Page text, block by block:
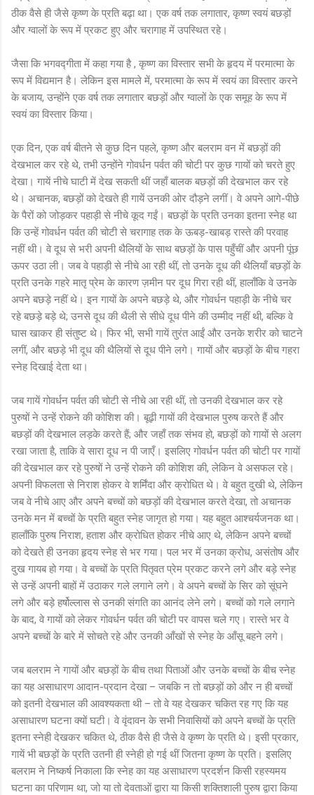
ठीक वैसे ही जैसे कृष्ण के प्रति बढ़ा था। एक वर्ष तक लगातार, कृष्ण स्वयं बछड़ों
और ग्वालों के रूप में प्रकट हुए और चरागाह में उपस्थित रहे।
जैसा कि भगवद्गीता में कहा गया है , कृष्ण का विस्तार सभी के हृदय में परमात्मा के
रूप में विद्यमान है। लेकिन इस मामले में, परमात्मा के रूप में स्वयं का विस्तार करने
के बजाय, उन्होंने एक वर्ष तक लगातार बछड़ों और ग्वालों के एक समूह के रूप में
स्वयं का विस्तार किया।
एक दिन, एक वर्ष बीतने से कुछ दिन पहले, कृष्ण और बलराम वन में बछड़ों की
देखभाल कर रहे थे, तभी उन्होंने गोवर्धन पर्वत की चोटी पर कुछ गायों को चरते हुए
देखा। गायें नीचे घाटी में देख सकती थीं जहाँ बालक बछड़ों की देखभाल कर रहे
थे। अचानक, बछड़ों को देखते ही गायें उनकी ओर दौड़ने लगीं। वे अपने आगे-पीछे
के पैरों को जोड़कर पहाड़ी से नीचे कूद गईं। बछड़ों के प्रति उनका इतना स्नेह था
कि उन्हें गोवर्धन पर्वत की चोटी से चरागाह तक के ऊबड़-खाबड़ रास्ते की परवाह
नहीं थी। वे दूध से भरी अपनी थैलियों के साथ बछड़ों के पास पहुँचीं और अपनी पूंछ
ऊपर उठा ली। जब वे पहाड़ी से नीचे आ रही थीं, तो उनके दूध की थैलियाँ बछड़ों के
प्रति उनके गहरे मातृ प्रेम के कारण ज़मीन पर दूध गिरा रही थीं, हालाँकि वे उनके
अपने बछड़े नहीं थे। इन गायों के अपने बछड़े थे, और गोवर्धन पहाड़ी के नीचे चर
रहे बछड़े बड़े थे; उनसे दूध की थैली से सीधे दूध पीने की उम्मीद नहीं थी, बल्कि वे
घास खाकर ही संतुष्ट थे। फिर भी, सभी गायें तुरंत आईं और उनके शरीर को चाटने
लगीं, और बछड़े भी दूध की थैलियों से दूध पीने लगे। गायों और बछड़ों के बीच गहरा
स्नेह दिखाई देता था।
जब गायें गोवर्धन पर्वत की चोटी से नीचे आ रही थीं, तो उनकी देखभाल कर रहे
पुरुषों ने उन्हें रोकने की कोशिश की। बूढ़ी गायों की देखभाल पुरुष करते हैं और
बछड़ों की देखभाल लड़के करते हैं; और जहाँ तक संभव हो, बछड़ों को गायों से अलग
रखा जाता है, ताकि वे सारा दूध न पी जाएँ। इसलिए गोवर्धन पर्वत की चोटी पर गायों
की देखभाल कर रहे पुरुषों ने उन्हें रोकने की कोशिश की, लेकिन वे असफल रहे।
अपनी विफलता से निराश होकर वे शर्मिंदा और क्रोधित थे। वे बहुत दुखी थे, लेकिन
जब वे नीचे आए और अपने बच्चों को बछड़ों की देखभाल करते देखा, तो अचानक
उनके मन में बच्चों के प्रति बहुत स्नेह जागृत हो गया। यह बहुत आश्चर्यजनक था।
हालाँकि पुरुष निराश, हताश और क्रोधित होकर नीचे आए थे, लेकिन अपने बच्चों
को देखते ही उनका हृदय स्नेह से भर गया। पल भर में उनका क्रोध, असंतोष और
दुख गायब हो गया। वे बच्चों के प्रति पितृवत प्रेम प्रकट करने लगे और बड़े स्नेह
से उन्हें अपनी बाहों में उठाकर गले लगाने लगे। वे अपने बच्चों के सिर को सूंघने
लगे और बड़े हर्षोल्लास से उनकी संगति का आनंद लेने लगे। बच्चों को गले लगाने
के बाद, वे गायों को लेकर गोवर्धन पर्वत की चोटी पर वापस चले गए। रास्ते भर वे
अपने बच्चों के बारे में सोचते रहे और उनकी आँखों से स्नेह के आँसू बहने लगे।
जब बलराम ने गायों और बछड़ों के बीच तथा पिताओं और उनके बच्चों के बीच स्नेह
का यह असाधारण आदान-प्रदान देखा – जबकि न तो बछड़ों को और न ही बच्चों
को इतनी देखभाल की आवश्यकता थी – तो वे यह देखकर चकित रह गए कि यह
असाधारण घटना क्यों घटी। वे वृंदावन के सभी निवासियों को अपने बच्चों के प्रति
इतना स्नेही देखकर चकित थे, ठीक वैसे ही जैसे वे कृष्ण के प्रति थे। इसी प्रकार,
गायें भी बछड़ों के प्रति उतनी ही स्नेही हो गई थीं जितना कृष्ण के प्रति। इसलिए
बलराम ने निष्कर्ष निकाला कि स्नेह का यह असाधारण प्रदर्शन किसी रहस्यमय
घटना का परिणाम था, जो या तो देवताओं द्वारा या किसी शक्तिशाली पुरुष द्वारा किया